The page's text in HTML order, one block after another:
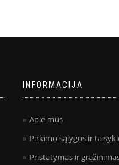
INFORMACIJA
Apie mus
Pirkimo sąlygos ir
Pristatymas ir